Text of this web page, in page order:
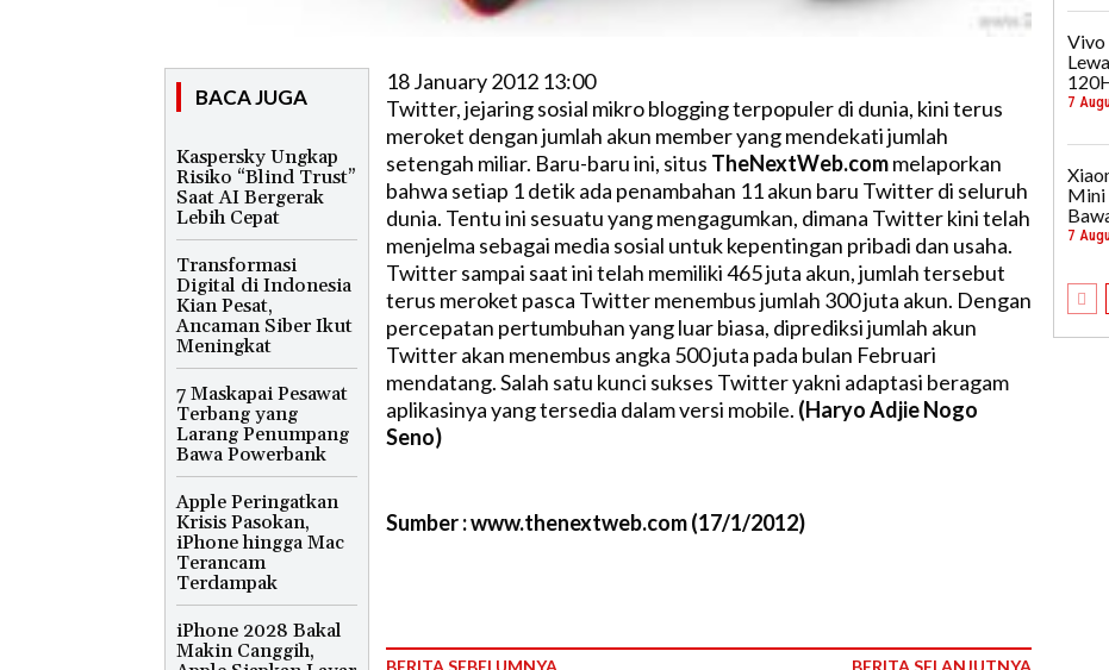
BACA JUGA
Kaspersky Ungkap
Risiko “Blind Trust”
Saat AI Bergerak
Lebih Cepat
Transformasi
Digital di Indonesia
Kian Pesat,
Ancaman Siber Ikut
Meningkat
7 Maskapai Pesawat
Terbang yang
Larang Penumpang
Bawa Powerbank
Apple Peringatkan
Krisis Pasokan,
iPhone hingga Mac
Terancam
Terdampak
iPhone 2028 Bakal
Makin Canggih,
18 January 2012 13:00
Twitter, jejaring sosial mikro blogging terpopuler di dunia, kini terus
meroket dengan jumlah akun member yang mendekati jumlah
setengah miliar. Baru-baru ini, situs TheNextWeb.commelaporkan
bahwa setiap 1 detik ada penambahan 11 akun baru Twitter di seluruh
dunia. Tentu ini sesuatu yang mengagumkan, dimana Twitter kini telah
menjelma sebagai media sosial untuk kepentingan pribadi dan usaha.
Twitter sampai saat ini telah memiliki 465 juta akun, jumlah tersebut
terus meroket pasca Twitter menembus jumlah 300 juta akun. Dengan
percepatan pertumbuhan yang luar biasa, diprediksi jumlah akun
Twitter akan menembus angka 500 juta pada bulan Februari
mendatang. Salah satu kunci sukses Twitter yakni adaptasi beragam
aplikasinya yang tersedia dalam versi mobile. (Haryo Adjie Nogo
Seno)
Sumber : www.thenextweb.com (17/1/2012)
BERITA SEBELUMNYA BERITA SELANJUTNYA
Vivo
7
Mini
7